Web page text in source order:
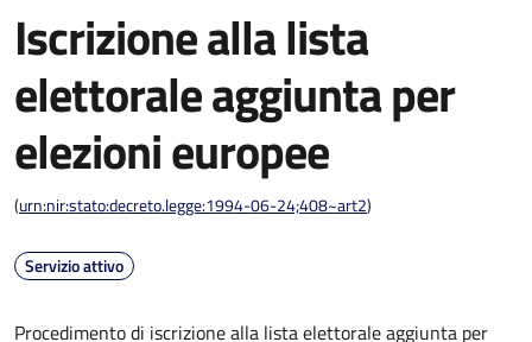
Iscrizione alla lista
elettorale aggiunta per
elezioni europee
(urn:nir:stato:decreto.legge:1994-06-24;408~art2)
Servizio attivo
Procedimento di iscrizione alla lista elettorale aggiunta per